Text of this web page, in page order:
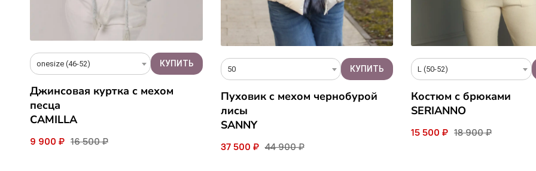
onesize (46-52)
Джинсовая куртка с мехом
песца
CAMILLA
9 900 ₽ 16 500 ₽
50
Пуховик c мехом чернобурой
лисы
SANNY
37 500 ₽ 44 900 ₽
L (50-52)
Костюм с брюками
SERIANNO
15 500 ₽ 18 900 ₽